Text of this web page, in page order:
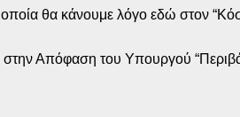
θα κάνουμε λόγο εδώ στον
Απόφαση του Υπουργού